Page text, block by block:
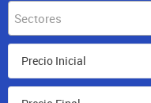
Sectores